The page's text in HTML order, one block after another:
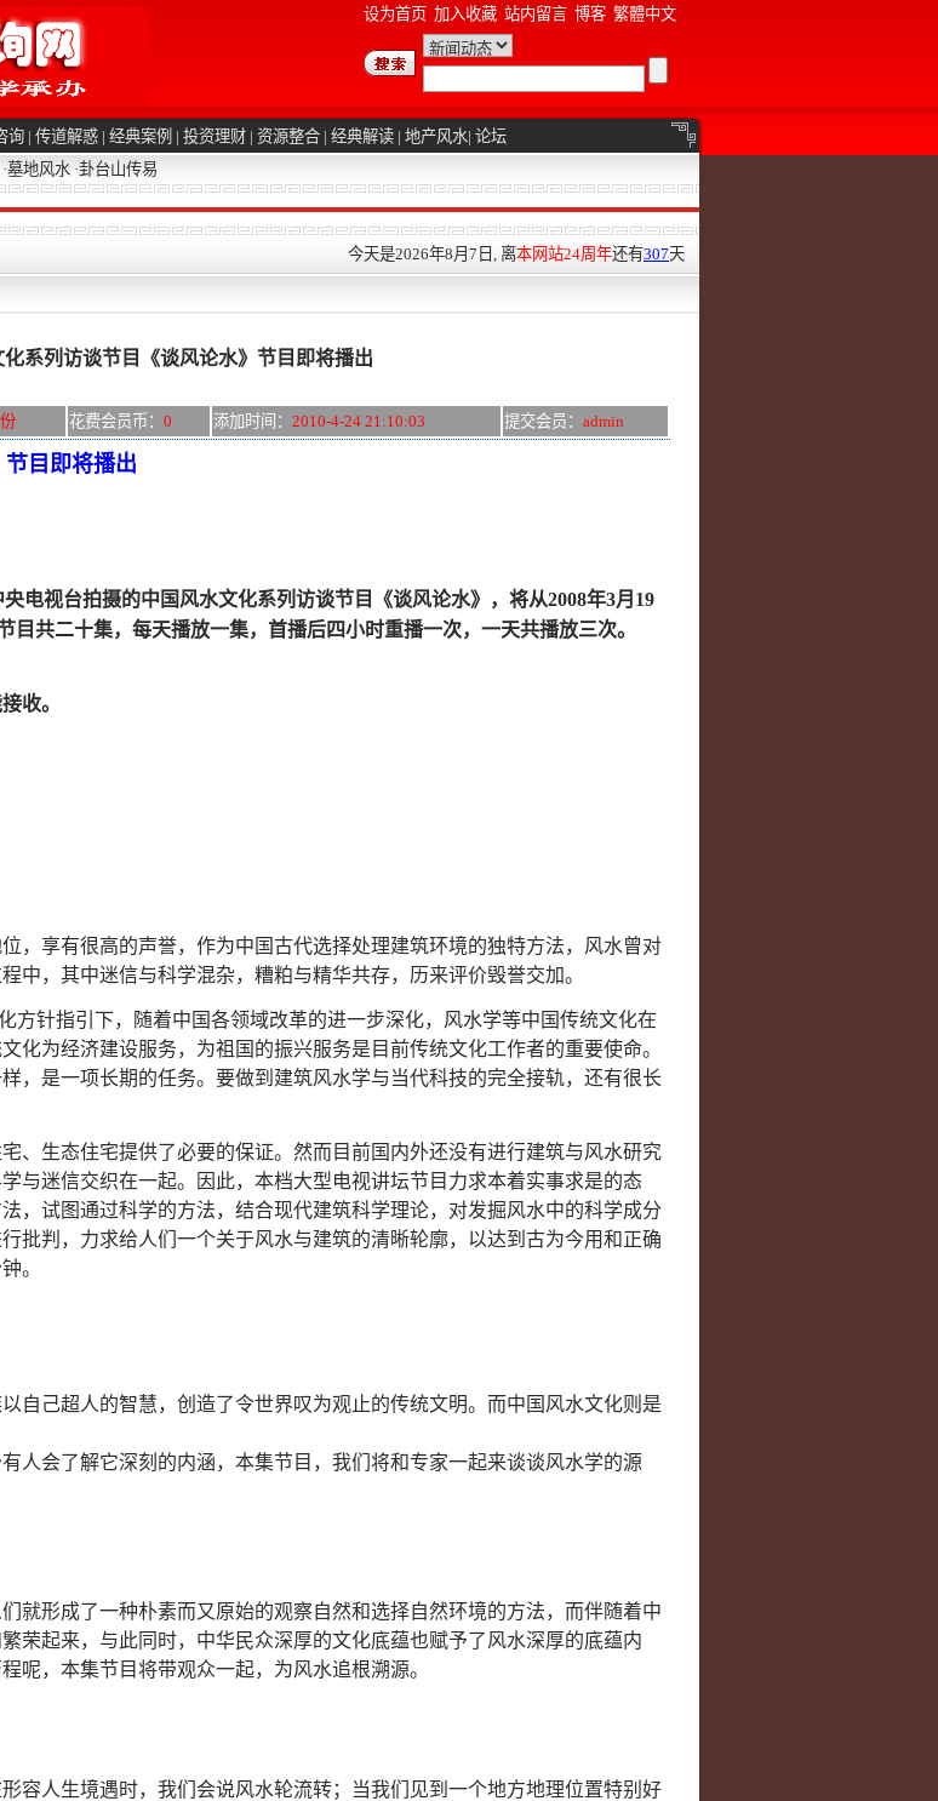
设为首页 加入收藏 站内留言 博客 繁體中文
询 | 传道解惑 | 经典案例 | 投资理财 | 资源整合 | 经典解读 | 地产风水| 论坛
·墓地风水 ·卦台山传易
今天是2026年8月7日, 离本网站24周年还有307天
系列访谈节目《谈风论水》节目即将播出
花费会员币： 0 添加时间： 2010-4-24 21:10:03 提交会员： admin
目即将播出
电视台拍摄的中国风水文化系列访谈节目《谈风论水》，将从2008年3月19
目共二十集，每天播放一集，首播后四小时重播一次，一天共播放三次。
收。
，享有很高的声誉，作为中国古代选择处理建筑环境的独特方法，风水曾对
中，其中迷信与科学混杂，糟粕与精华共存，历来评价毁誉交加。
方针指引下，随着中国各领域改革的进一步深化，风水学等中国传统文化在
化为经济建设服务，为祖国的振兴服务是目前传统文化工作者的重要使命。
，是一项长期的任务。要做到建筑风水学与当代科技的完全接轨，还有很长
、生态住宅提供了必要的保证。然而目前国内外还没有进行建筑与风水研究
与迷信交织在一起。因此，本档大型电视讲坛节目力求本着实事求是的态
，试图通过科学的方法，结合现代建筑科学理论，对发掘风水中的科学成分
批判，力求给人们一个关于风水与建筑的清晰轮廓，以达到古为今用和正确
。
自己超人的智慧，创造了令世界叹为观止的传统文明。而中国风水文化则是
人会了解它深刻的内涵，本集节目，我们将和专家一起来谈谈风水学的源
就形成了一种朴素而又原始的观察自然和选择自然环境的方法，而伴随着中
荣起来，与此同时，中华民众深厚的文化底蕴也赋予了风水深厚的底蕴内
呢，本集节目将带观众一起，为风水追根溯源。
容人生境遇时，我们会说风水轮流转；当我们见到一个地方地理位置特别好